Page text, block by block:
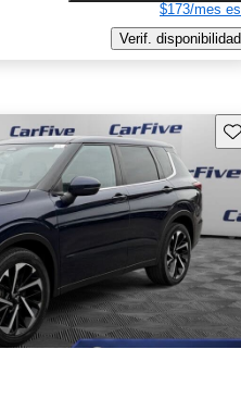
$173/mes
Verif. disponibilidad